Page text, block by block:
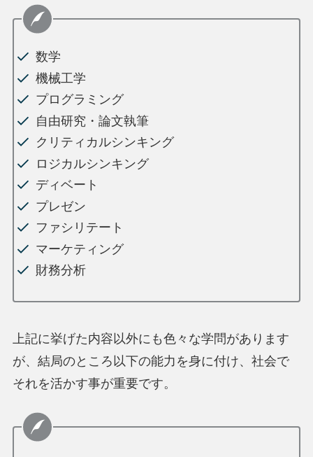
数学
機械工学
プログラミング
自由研究・論文執筆
クリティカルシンキング
ロジカルシンキング
ディベート
プレゼン
ファシリテート
マーケティング
財務分析
上記に挙げた内容以外にも色々な学問があります
が、結局のところ以下の能力を身に付け、社会で
それを活かす事が重要です。